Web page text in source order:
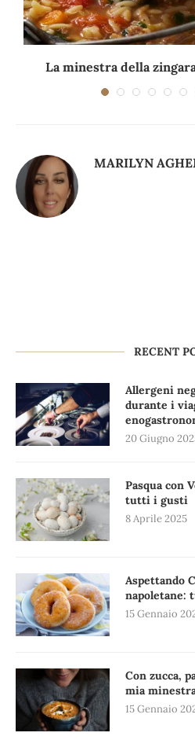
La minestra della
MARILYN
RECENT
Allergeni
durante i
20 Giugno
Pasqua con
tutti i gusti
8 Aprile 2025
Aspettando
napoletane:
15 Gennaio
Con zucca,
mia
15 Gennaio